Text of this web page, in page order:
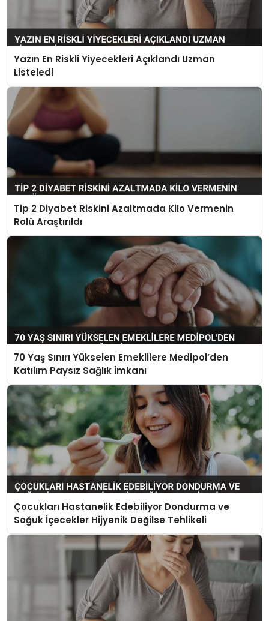
Yazın En Riskli Yiyecekleri Açıklandı Uzman
Listeledi
Tip 2 Diyabet Riskini Azaltmada Kilo Vermenin
Rolü Araştırıldı
70 Yaş Sınırı Yükselen Emeklilere Medipol’den
Katılım Paysız Sağlık İmkanı
Çocukları Hastanelik Edebiliyor Dondurma ve
Soğuk İçecekler Hijyenik Değilse Tehlikeli